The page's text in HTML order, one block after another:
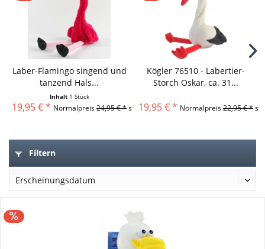
Laber-Flamingo singend und
tanzend Hals...
Inhalt 1 Stück
19,95 € * Normalpreis24,95 € *statt
Kögler 76510 - Labertier-
Storch Oskar, ca. 31...
19,95 € * Normalpreis22,95 € *
Filtern